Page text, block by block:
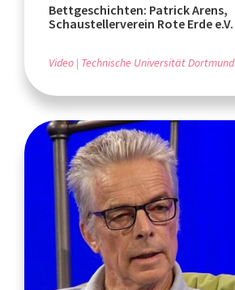
Bettgeschichten: Patrick Arens,
Schaustellerverein Rote Erde e.V.
Video Technische Universität Dortmund